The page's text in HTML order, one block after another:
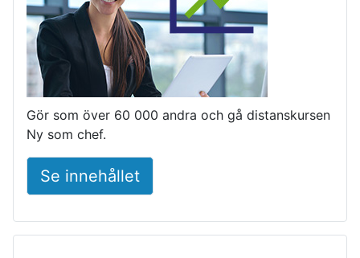
Gör som över 60 000 andra och gå distanskursen
Ny som chef.
Se innehållet